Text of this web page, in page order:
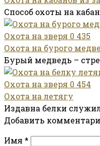
Способ охоты на
Охота на зверя 0 435
Охота на бурого
Бурый медведь –
Охота на зверя 0 454
Охота на летягу
Издавна белки
Добавить
Имя *